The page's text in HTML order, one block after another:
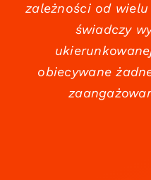
zależności od wielu
świadczy
obiecywane